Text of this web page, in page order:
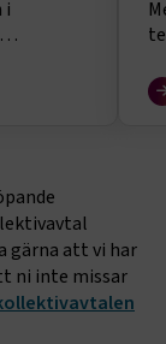
i
än
gärna att vi har
ni inte missar